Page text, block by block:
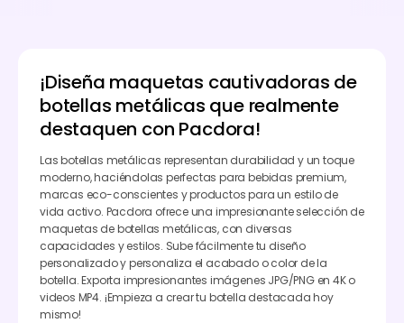
¡Diseña maquetas cautivadoras de
botellas metálicas que realmente
destaquen con Pacdora!
Las botellas metálicas representan durabilidad y un toque
moderno, haciéndolas perfectas para bebidas premium,
marcas eco-conscientes y productos para un estilo de
vida activo. Pacdora ofrece una impresionante selección de
maquetas de botellas metálicas, con diversas
capacidades y estilos. Sube fácilmente tu diseño
personalizado y personaliza el acabado o color de la
botella. Exporta impresionantes imágenes JPG/PNG en 4K o
videos MP4. ¡Empieza a crear tu botella destacada hoy
mismo!